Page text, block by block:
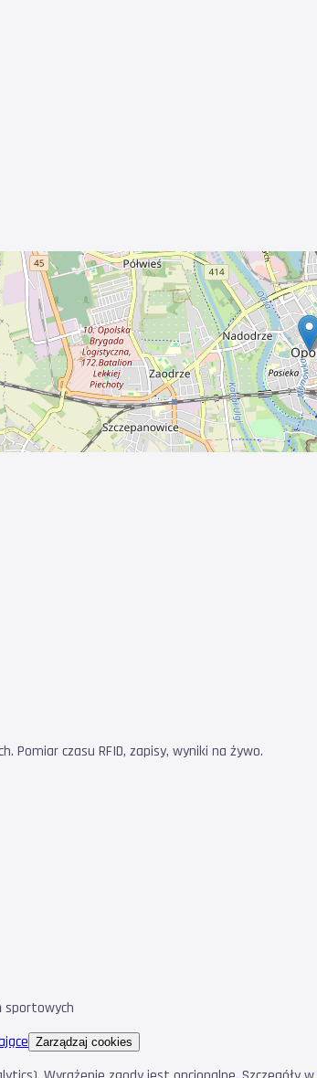
Pomiar czasu RFID, zapisy, wyniki na żywo.
sportowych
Zarządzaj cookies